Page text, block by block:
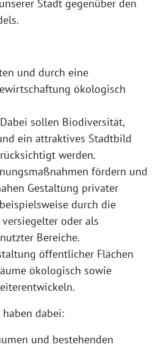
Stadt gegenüber den
und durch eine
ökologisch
sollen Biodiversität,
ein attraktives Stadtbild
werden.
fördern und
Gestaltung privater
durch die
oder als
Bereiche.
öffentlicher Flächen
ökologisch sowie
dabei:
und bestehenden